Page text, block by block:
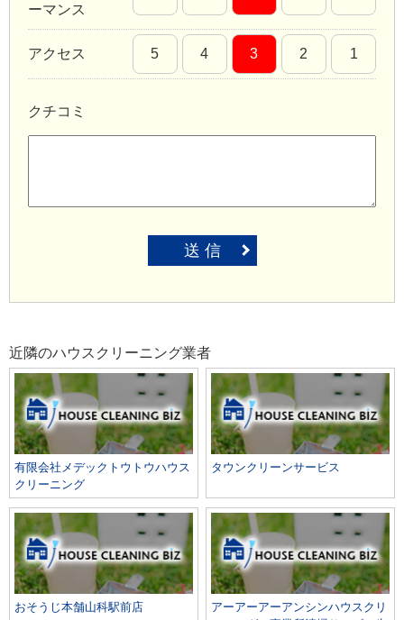
ーマンス
アクセス 5 4 3 2 1
クチコミ
送 信
近隣のハウスクリーニング業者
有限会社メデックトウトウハウス
クリーニング
タウンクリーンサービス
おそうじ本舗山科駅前店
アーアーアーアンシンハウスクリ